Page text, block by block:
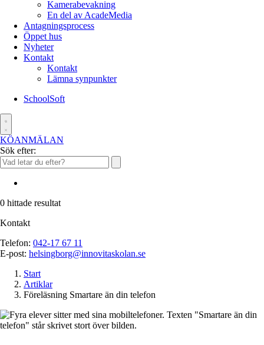
Kamerabevakning
En del av AcadeMedia
Antagningsprocess
Öppet hus
Nyheter
Kontakt
Kontakt
Lämna synpunkter
SchoolSoft
KÖANMÄLAN
Sök efter:
0 hittade resultat
Kontakt
Telefon: 042-17 67 11
E-post: helsingborg@innovitaskolan.se
Start
Artiklar
Föreläsning Smartare än din telefon